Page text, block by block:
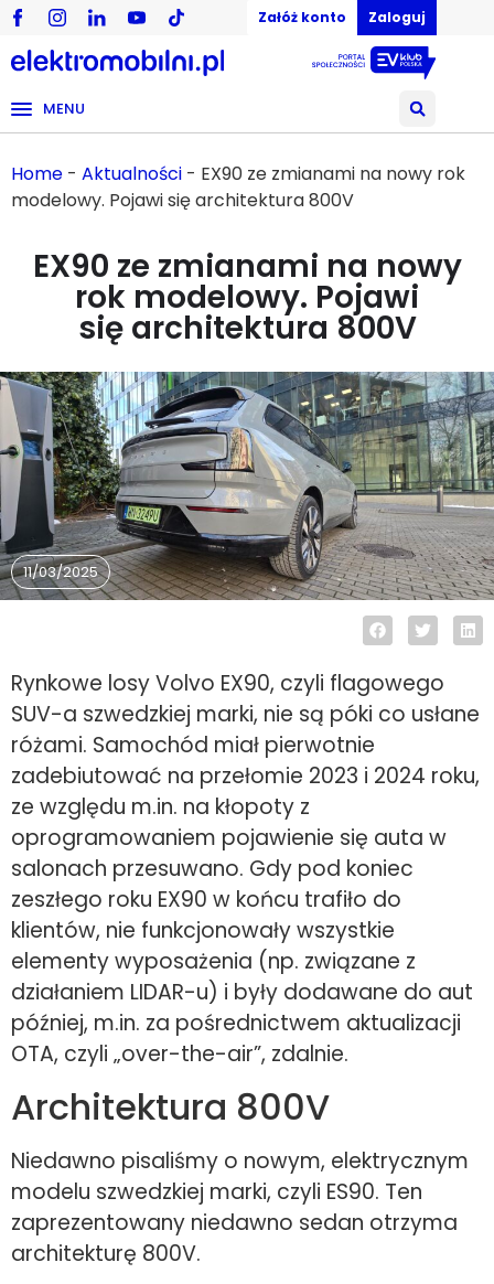
Załóż konto Zaloguj
MENU
Home - Aktualności - EX90 ze zmianami na nowy rok
modelowy. Pojawi się architektura 800V
EX90 ze zmianami na nowy
rok modelowy. Pojawi
się architektura 800V
11/03/2025
Rynkowe losy Volvo EX90, czyli flagowego
SUV-a szwedzkiej marki, nie są póki co usłane
różami. Samochód miał pierwotnie
zadebiutować na przełomie 2023 i 2024 roku,
ze względu m.in. na kłopoty z
oprogramowaniem pojawienie się auta w
salonach przesuwano. Gdy pod koniec
zeszłego roku EX90 w końcu trafiło do
klientów, nie funkcjonowały wszystkie
elementy wyposażenia (np. związane z
działaniem LIDAR-u) i były dodawane do aut
później, m.in. za pośrednictwem aktualizacji
OTA, czyli „over-the-air”, zdalnie.
Architektura 800V
Niedawno pisaliśmy o nowym, elektrycznym
modelu szwedzkiej marki, czyli ES90. Ten
zaprezentowany niedawno sedan otrzyma
architekturę 800V.